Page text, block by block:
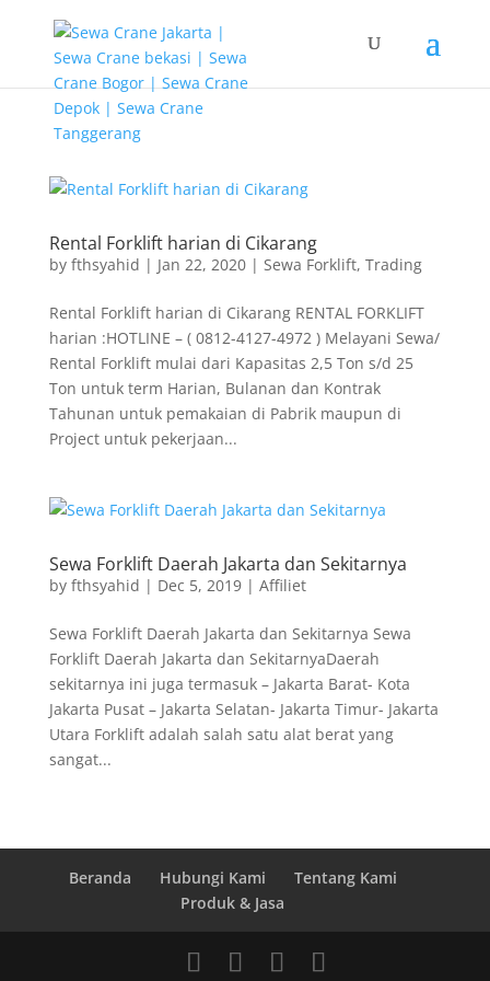
Rental Forklift harian di Cikarang
by fthsyahid | Jan 22, 2020| Sewa Forklift, Trading
Rental Forklift harian di Cikarang RENTAL FORKLIFT
harian :HOTLINE – ( 0812-4127-4972 ) Melayani Sewa/
Rental Forklift mulai dari Kapasitas 2,5 Ton s/d 25
Ton untuk term Harian, Bulanan dan Kontrak
Tahunan untuk pemakaian di Pabrik maupun di
Project untuk pekerjaan...
Sewa Forklift Daerah Jakarta dan Sekitarnya
by fthsyahid | Dec 5, 2019| Affiliet
Sewa Forklift Daerah Jakarta dan Sekitarnya Sewa
Forklift Daerah Jakarta dan SekitarnyaDaerah
sekitarnya ini juga termasuk – Jakarta Barat- Kota
Jakarta Pusat – Jakarta Selatan- Jakarta Timur- Jakarta
Utara Forklift adalah salah satu alat berat yang
sangat...
Beranda Hubungi Kami
Tentang Kami
Produk & Jasa